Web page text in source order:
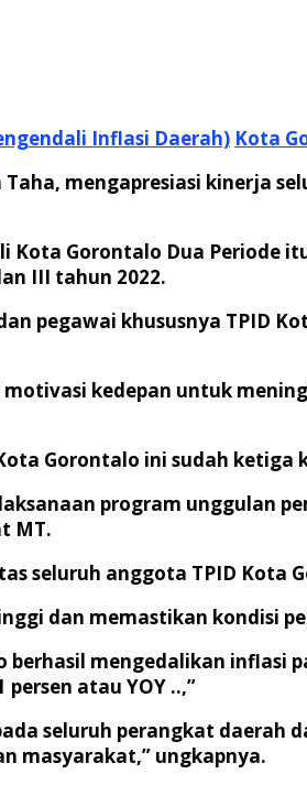
Inflasi Daerah) Kota
mengapresiasi kinerja
Kota Gorontalo Dua Periode
III tahun 2022.
pegawai khususnya TPID
kedepan untuk
Gorontalo ini sudah
program unggulan
MT.
seluruh anggota TPID
dan memastikan kondisi
mengedalikan inflasi
atau YOY ..,”
seluruh perangkat
masyarakat,” ungkapnya.